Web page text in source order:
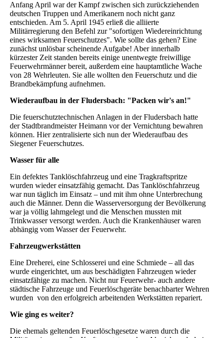
Anfang April war der Kampf zwischen sich zurückziehenden
deutschen Truppen und Amerikanern noch nicht ganz
entschieden. Am 5. April 1945 erließ die alliierte
Militärregierung den Befehl zur "sofortigen Wiedereinrichtung
eines wirksamen Feuerschutzes". Wie sollte das gehen? Eine
zunächst unlösbar scheinende Aufgabe! Aber innerhalb
kürzester Zeit standen bereits einige unentwegte freiwillige
Feuerwehrmänner bereit, außerdem eine hauptamtliche Wache
von 28 Wehrleuten. Sie alle wollten den Feuerschutz und die
Brandbekämpfung aufnehmen.
Wiederaufbau in der Fludersbach: "Packen wir's an!"
Die feuerschutztechnischen Anlagen in der Fludersbach hatte
der Stadtbrandmeister Heimann vor der Vernichtung bewahren
können. Hier zentralisierte sich nun der Wiederaufbau des
Siegener Feuerschutzes.
Wasser für alle
Ein defektes Tanklöschfahrzeug und eine Tragkraftspritze
wurden wieder einsatzfähig gemacht. Das Tanklöschfahrzeug
war nun täglich im Einsatz – und mit ihm ohne Unterbrechung
auch die Männer. Denn die Wasserversorgung der Bevölkerung
war ja völlig lahmgelegt und die Menschen mussten mit
Trinkwasser versorgt werden. Auch die Krankenhäuser waren
abhängig vom Wasser der Feuerwehr.
Fahrzeugwerkstätten
Eine Dreherei, eine Schlosserei und eine Schmiede – all das
wurde eingerichtet, um aus beschädigten Fahrzeugen wieder
einsatzfähige zu machen. Nicht nur Feuerwehr- auch andere
städtische Fahrzeuge und Feuerlöschgeräte benachbarter Wehren
wurden von den erfolgreich arbeitenden Werkstätten repariert.
Wie ging es weiter?
Die ehemals geltenden Feuerlöschgesetze waren durch die